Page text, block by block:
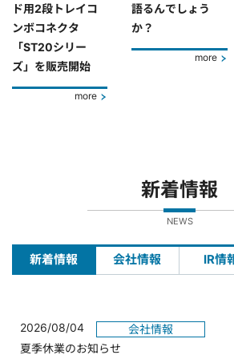
ド用2段トレイコ
ンボコネクタ
「ST20シリー
ズ」を販売開始
more
語るんでしょう
か？
more
新着情報
NEWS
新着情報 会社情報 IR情
2026/08/04
会社情報
夏季休業のお知らせ